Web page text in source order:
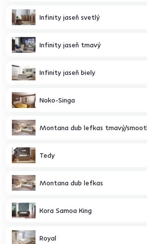
Infinity jaseň svetlý
Infinity jaseň tmavý
Infinity jaseň biely
Noko-Singa
Montana dub lefkas tmavý/
Tedy
Montana dub lefkas
Kora Samoa King
Royal